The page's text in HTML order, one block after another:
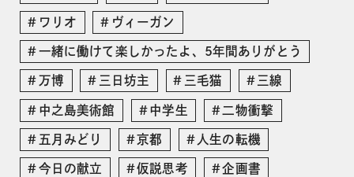
ワリオ ヴィーガン
一緒に働けて楽しかったよ、5年間ありがとう
万博 三日坊主 三毛猫 三線
中之島美術館 中学生 二物衝撃
五月みどり 京都 人生の転機
今日の献立 仮説思考 企画書